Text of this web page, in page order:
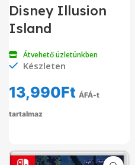
Disney Illusion
Island
Átvehető üzletünkben
Készleten
13,990Ft ÁFÁ-t
tartalmaz